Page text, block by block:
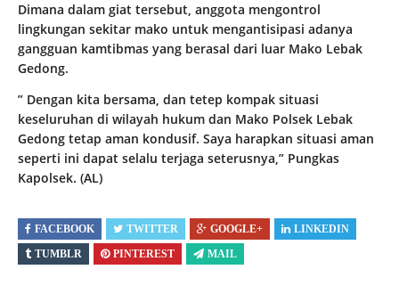
Dimana dalam giat tersebut, anggota mengontrol
lingkungan sekitar mako untuk mengantisipasi adanya
gangguan kamtibmas yang berasal dari luar Mako Lebak
Gedong.
” Dengan kita bersama, dan tetep kompak situasi
keseluruhan di wilayah hukum dan Mako Polsek Lebak
Gedong tetap aman kondusif. Saya harapkan situasi aman
seperti ini dapat selalu terjaga seterusnya,” Pungkas
Kapolsek. (AL)
FACEBOOK TWITTER GOOGLE+
LINKEDIN
TUMBLR
PINTEREST MAIL